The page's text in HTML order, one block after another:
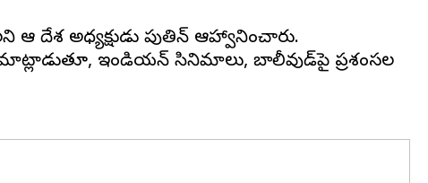
ఆ దేశ అధ్యక్షుడు పుతిన్ ఆహ్వానించారు.
ఇండియన్ సినిమాలు, బాలీవుడ్‌పై ప్రశంసల